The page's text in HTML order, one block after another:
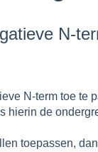
N-
N-term toe te
hierin de
toepassen,